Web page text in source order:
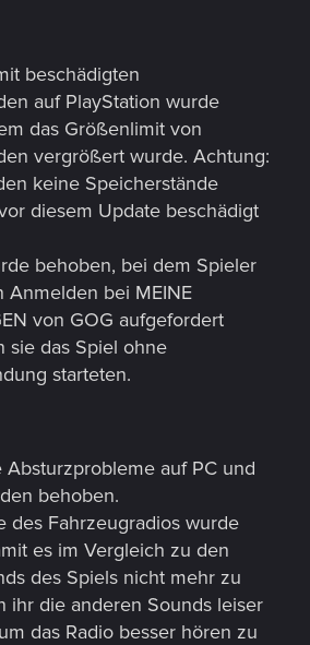
beschädigten
auf PlayStation wurde
das Größenlimit von
vergrößert wurde. Achtung:
keine Speicherstände
diesem Update beschädigt
behoben, bei dem Spieler
Anmelden bei MEINE
von GOG aufgefordert
sie das Spiel ohne
starteten.
Absturzprobleme auf PC und
behoben.
des Fahrzeugradios wurde
es im Vergleich zu den
des Spiels nicht mehr zu
ihr die anderen Sounds leiser
das Radio besser hören zu